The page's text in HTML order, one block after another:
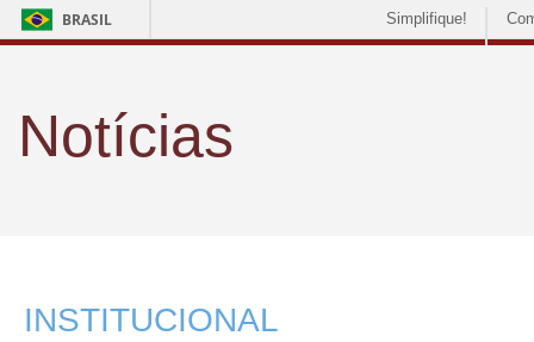
BRASIL Simplifique!
Notícias
INSTITUCIONAL